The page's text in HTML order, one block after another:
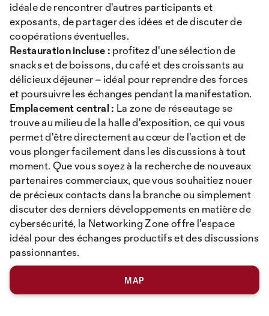
idéale de rencontrer d'autres participants et
exposants, de partager des idées et de discuter de
coopérations éventuelles.
Restauration incluse : profitez d'une sélection de
snacks et de boissons, du café et des croissants au
délicieux déjeuner – idéal pour reprendre des forces
et poursuivre les échanges pendant la manifestation.
Emplacement central : La zone de réseautage se
trouve au milieu de la halle d'exposition, ce qui vous
permet d'être directement au cœur de l'action et de
vous plonger facilement dans les discussions à tout
moment. Que vous soyez à la recherche de nouveaux
partenaires commerciaux, que vous souhaitiez nouer
de précieux contacts dans la branche ou simplement
discuter des derniers développements en matière de
cybersécurité, la Networking Zone offre l'espace
idéal pour des échanges productifs et des discussions
passionnantes.
MAP